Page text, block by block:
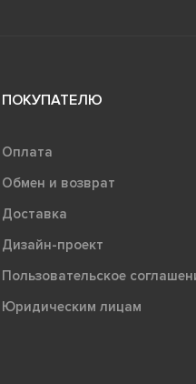
ПОКУПАТЕЛЮ
Оплата
Обмен и возврат
Доставка
Дизайн-проект
Пользовательское
Юридическим лицам